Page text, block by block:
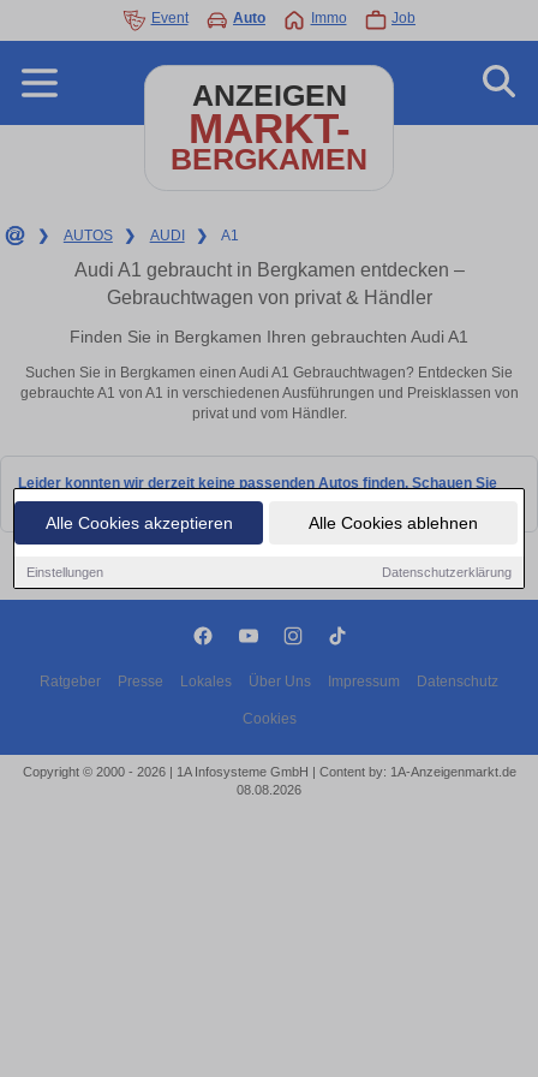
Alle Cookies akzeptieren Alle Cookies ablehnen
Einstellungen Datenschutzerklärung
Event Auto Immo Job
ANZEIGEN
MARKT-
BERGKAMEN
❯ AUTOS ❯ AUDI ❯ A1
Audi A1 gebraucht in Bergkamen entdecken –
Gebrauchtwagen von privat & Händler
Finden Sie in Bergkamen Ihren gebrauchten Audi A1
Suchen Sie in Bergkamen einen Audi A1 Gebrauchtwagen? Entdecken Sie
gebrauchte A1 von A1 in verschiedenen Ausführungen und Preisklassen von
privat und vom Händler.
Leider konnten wir derzeit keine passenden Autos finden. Schauen Sie
bald wieder vorbei!
Ratgeber Presse Lokales Über Uns Impressum Datenschutz
Cookies
Copyright © 2000 - 2026 | 1A Infosysteme GmbH | Content by: 1A-Anzeigenmarkt.de
08.08.2026